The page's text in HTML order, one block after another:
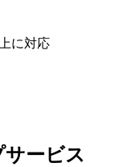
に対応
サービス